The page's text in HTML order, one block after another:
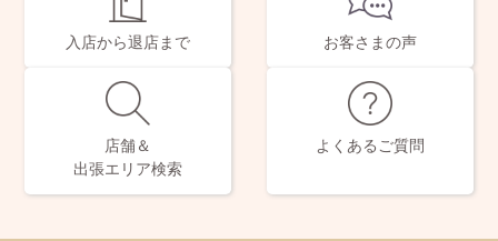
入店から退店まで お客さまの声
店舗＆
出張エリア検索
よくあるご質問